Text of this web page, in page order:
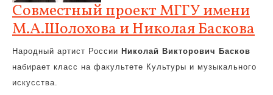
Совместный проект МГГУ имени
М.А.Шолохова и Николая Баскова
Народный артист России Николай Викторович Басков
набирает класс на факультете Культуры и музыкального
искусства.